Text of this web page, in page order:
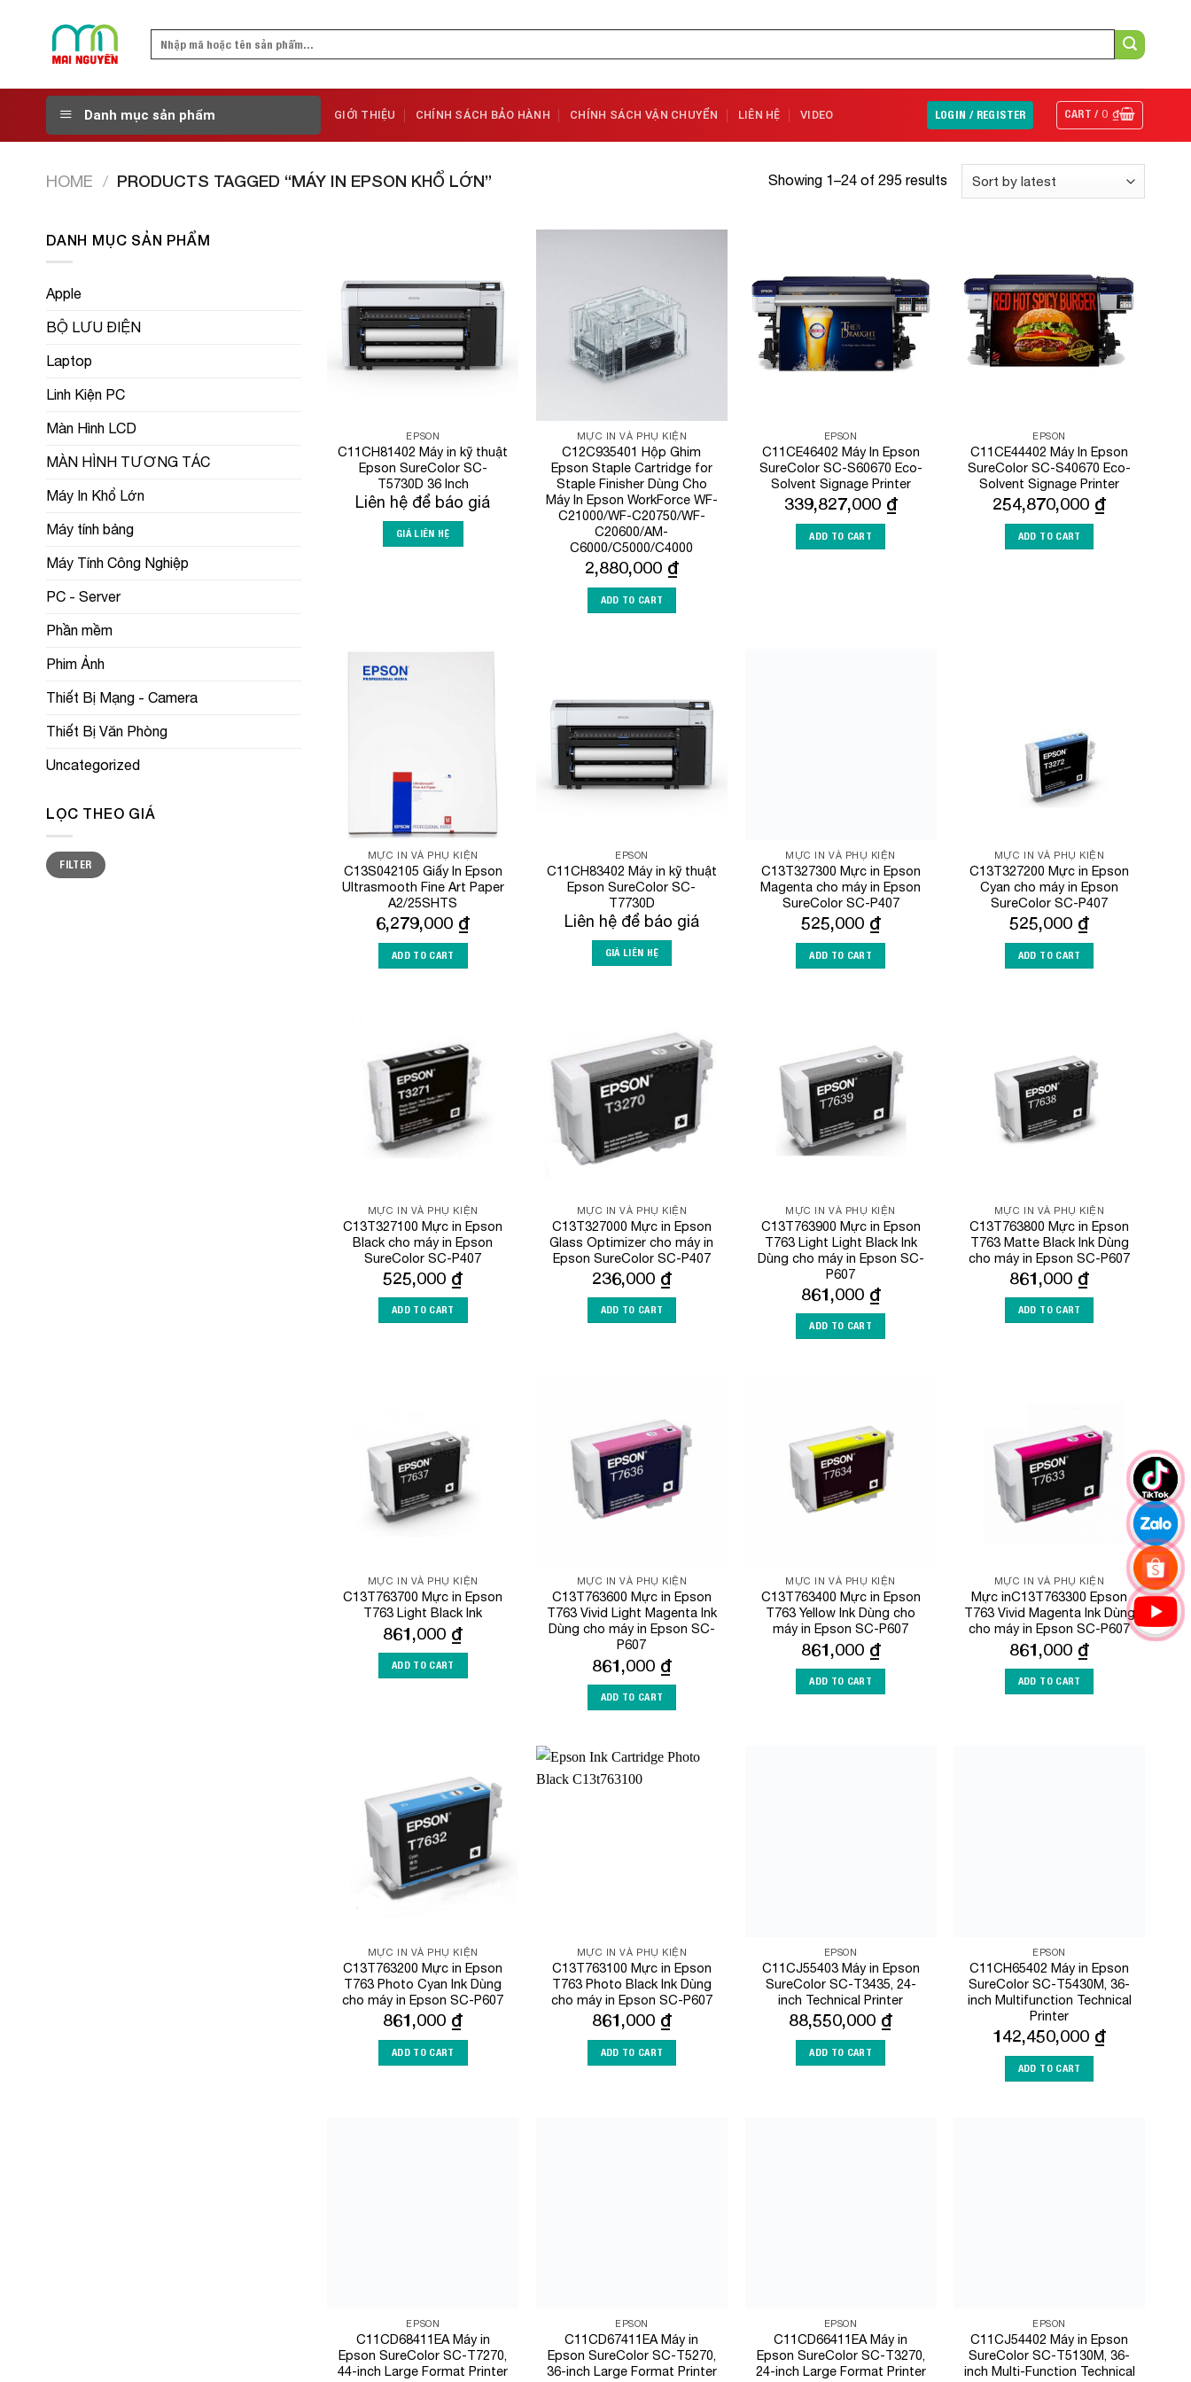
Search
Danh mục sản phẩm GIỚI THIỆU CHÍNH SÁCH BẢO HÀNH CHÍNH SÁCH VẬN CHUYỂN LIÊN HỆ VIDEO LOGIN / REGISTER CART /0₫
HOME / PRODUCTS TAGGED “MÁY IN EPSON KHỔ LỚN” Showing 1–24 of 295 results
DANH MỤC SẢN PHẨM
Apple
BỘ LƯU ĐIỆN
Laptop
Linh Kiện PC
Màn Hình LCD
MÀN HÌNH TƯƠNG TÁC
Máy In Khổ Lớn
Máy tính bảng
Máy Tính Công Nghiệp
PC - Server
Phần mềm
Phim Ảnh
Thiết Bị Mạng - Camera
Thiết Bị Văn Phòng
Uncategorized
LỌC THEO GIÁ
Min
price
Max
priceFILTER
Wishlist
EPSON
C11CH81402 Máy in kỹ thuật
Epson SureColor SC-
T5730D 36 Inch
Liên hệ để báo giá
GIÁ LIÊN HỆ
MỰC IN VÀ PHỤ KIỆN
C12C935401 Hộp Ghim
Epson Staple Cartridge for
Staple Finisher Dùng Cho
Máy In Epson WorkForce WF-
C21000/WF-C20750/WF-
C20600/AM-
C6000/C5000/C4000
2,880,000 ₫
ADD TO CART
Add to
Wishlist
EPSON
C11CE46402 Máy In Epson
SureColor SC-S60670 Eco-
Solvent Signage Printer
339,827,000 ₫
ADD TO CART
Add to
Wishlist
EPSON
C11CE44402 Máy In Epson
SureColor SC-S40670 Eco-
Solvent Signage Printer
254,870,000 ₫
ADD TO CART
MỰC IN VÀ PHỤ KIỆN
C13S042105 Giấy In Epson
Ultrasmooth Fine Art Paper
A2/25SHTS
6,279,000 ₫
ADD TO CART
Wishlist
EPSON
C11CH83402 Máy in kỹ thuật
Epson SureColor SC-
T7730D
Liên hệ để báo giá
GIÁ LIÊN HỆ
MỰC IN VÀ PHỤ KIỆN
C13T327300 Mực in Epson
Magenta cho máy in Epson
SureColor SC-P407
525,000 ₫
ADD TO CART
MỰC IN VÀ PHỤ KIỆN
C13T327200 Mực in Epson
Cyan cho máy in Epson
SureColor SC-P407
525,000 ₫
ADD TO CART
Wishlist
MỰC IN VÀ PHỤ KIỆN
C13T327100 Mực in Epson
Black cho máy in Epson
SureColor SC-P407
525,000 ₫
ADD TO CART
Add to
Wishlist
MỰC IN VÀ PHỤ KIỆN
C13T327000 Mực in Epson
Glass Optimizer cho máy in
Epson SureColor SC-P407
236,000 ₫
ADD TO CART
Add to
Wishlist
MỰC IN VÀ PHỤ KIỆN
C13T763900 Mực in Epson
T763 Light Light Black Ink
Dùng cho máy in Epson SC-
P607
861,000 ₫
ADD TO CART
Wishlist
MỰC IN VÀ PHỤ KIỆN
C13T763800 Mực in Epson
T763 Matte Black Ink Dùng
cho máy in Epson SC-P607
861,000 ₫
ADD TO CART
Wishlist
MỰC IN VÀ PHỤ KIỆN
C13T763700 Mực in Epson
T763 Light Black Ink
861,000 ₫
ADD TO CART
Add to
Wishlist
MỰC IN VÀ PHỤ KIỆN
C13T763600 Mực in Epson
T763 Vivid Light Magenta Ink
Dùng cho máy in Epson SC-
P607
861,000 ₫
ADD TO CART
Wishlist
MỰC IN VÀ PHỤ KIỆN
C13T763400 Mực in Epson
T763 Yellow Ink Dùng cho
máy in Epson SC-P607
861,000 ₫
ADD TO CART
Wishlist
MỰC IN VÀ PHỤ KIỆN
Mực inC13T763300 Epson
T763 Vivid Magenta Ink Dùng
cho máy in Epson SC-P607
861,000 ₫
ADD TO CART
Add to
Wishlist
MỰC IN VÀ PHỤ KIỆN
C13T763200 Mực in Epson
T763 Photo Cyan Ink Dùng
cho máy in Epson SC-P607
861,000 ₫
ADD TO CART
MỰC IN VÀ PHỤ KIỆN
C13T763100 Mực in Epson
T763 Photo Black Ink Dùng
cho máy in Epson SC-P607
861,000 ₫
ADD TO CART
EPSON
C11CJ55403 Máy in Epson
SureColor SC-T3435, 24-
inch Technical Printer
88,550,000 ₫
ADD TO CART
EPSON
C11CH65402 Máy in Epson
SureColor SC-T5430M, 36-
inch Multifunction Technical
Printer
142,450,000 ₫
ADD TO CART
EPSON
C11CD68411EA Máy in
Epson SureColor SC-T7270,
44-inch Large Format Printer
EPSON
C11CD67411EA Máy in
Epson SureColor SC-T5270,
36-inch Large Format Printer
EPSON
C11CD66411EA Máy in
Epson SureColor SC-T3270,
24-inch Large Format Printer
EPSON
C11CJ54402 Máy in Epson
SureColor SC-T5130M, 36-
inch Multi-Function Technical